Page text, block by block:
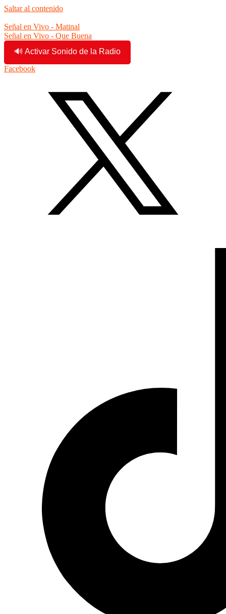
Saltar al contenido
Señal en Vivo - Matinal
Señal en Vivo - Que Buena
🔊 Activar Sonido de la Radio
Facebook